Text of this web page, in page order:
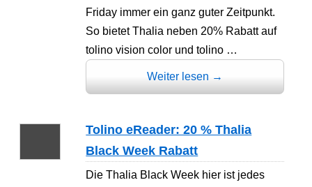
Friday immer ein ganz guter Zeitpunkt.
So bietet Thalia neben 20% Rabatt auf
tolino vision color und tolino …
Weiter lesen →
Tolino eReader: 20 % Thalia
Black Week Rabatt
Die Thalia Black Week hier ist jedes